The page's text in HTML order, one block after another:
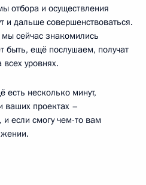
отбора и осуществления
и дальше совершенствоваться.
сейчас знакомились
быть, ещё послушаем, получат
уровнях.
есть несколько минут,
ваших проектах –
если смогу чем-то вам